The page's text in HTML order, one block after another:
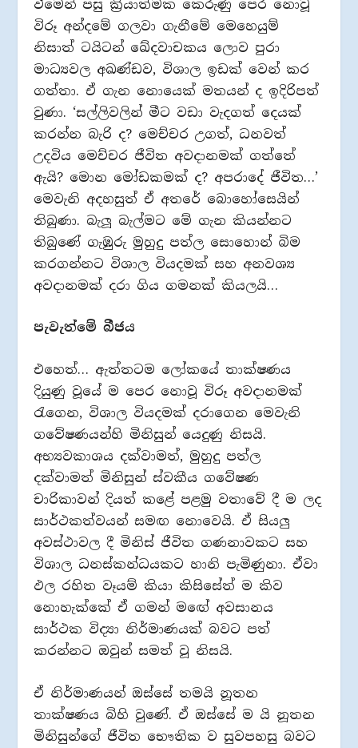
වීමෙන් පසු ක්‍රියාත්මක කෙරුණු පෙර නොවූ
විරූ අන්දමේ ගලවා ගැනීමේ මෙහෙයුම්
නිසාත් ටයිටන් ඛේදවාචකය ලොව පුරා
මාධ්‍යවල අඛණ්ඩව, විශාල ඉඩක් වෙන් කර
ගත්තා. ඒ ගැන නොයෙක් මතයන් ද ඉදිරිපත්
වුණා. ‘සල්ලිවලින් මීට වඩා වැදගත් දෙයක්
කරන්න බැරි ද? මෙච්චර උගත්, ධනවත්
උදවිය මෙච්චර ජීවිත අවදානමක් ගත්තේ
ඇයි? මොන මෝඩකමක් ද? අපරාදේ ජීවිත…’
මෙවැනි අදහසුත් ඒ අතරේ බොහෝසෙයින්
තිබුණා. බැලූ බැල්මට මේ ගැන කියන්නට
තිබුණේ ගැඹුරු මුහුදු පත්ල සොහොන් බිම
කරගන්නට විශාල වියදමක් සහ අනවශ්‍ය
අවදානමක් දරා ගිය ගමනක් කියලයි…
පැවැත්මේ බීජය
එහෙත්… ඇත්තටම ලෝකයේ තාක්ෂණය
දියුණු වූයේ ම පෙර නොවූ විරූ අවදානමක්
රැගෙන, විශාල වියදමක් දරාගෙන මෙවැනි
ගවේෂණයන්හි මිනිසුන් යෙදුණු නිසයි.
අභ්‍යවකාශය දක්වාමත්, මුහුදු පත්ල
දක්වාමත් මිනිසුන් ස්වකීය ගවේෂණ
චාරිකාවන් දියත් කළේ පළමු වතාවේ දී ම ලද
සාර්ථකත්වයන් සමඟ නොවෙයි. ඒ සියලු
අවස්ථාවල දී මිනිස් ජීවිත ගණනාවකට සහ
විශාල ධනස්කන්ධයකට හානි පැමිණුනා. ඒවා
ඵල රහිත වෑයම් කියා කිසිසේත් ම කිව
නොහැක්කේ ඒ ගමන් මඟේ අවසානය
සාර්ථක විද්‍යා නිර්මාණයක් බවට පත්
කරන්නට ඔවුන් සමත් වූ නිසයි.
ඒ නිර්මාණයන් ඔස්සේ තමයි නූතන
තාක්ෂණය බිහි වුණේ. ඒ ඔස්සේ ම යි නූතන
මිනිසුන්ගේ ජීවිත භෞතික ව සුවපහසු බවට